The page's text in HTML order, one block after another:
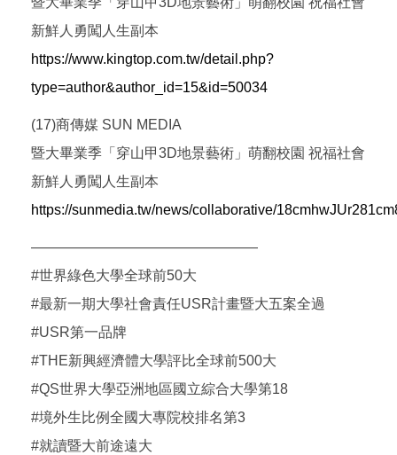
新鮮人勇闖人生副本
https://www.kingtop.com.tw/detail.php?
type=author&author_id=15&id=50034
(17)商傳媒 SUN MEDIA
暨大畢業季「穿山甲3D地景藝術」萌翻校園 祝福社會
新鮮人勇闖人生副本
https://sunmedia.tw/news/collaborative/
————————————————
#世界綠色大學全球前50大
#最新一期大學社會責任USR計畫暨大五案全過
#USR第一品牌
#THE新興經濟體大學評比全球前500大
#QS世界大學亞洲地區國立綜合大學第18
#境外生比例全國大專院校排名第3
#就讀暨大前途遠大